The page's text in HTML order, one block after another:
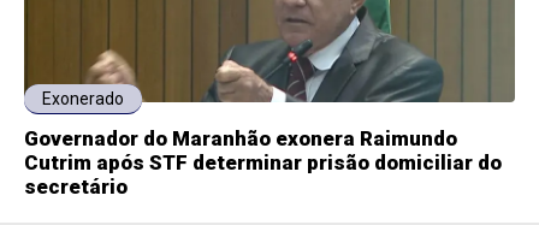
Exonerado
Governador do Maranhão exonera Raimundo
Cutrim após STF determinar prisão domiciliar do
secretário